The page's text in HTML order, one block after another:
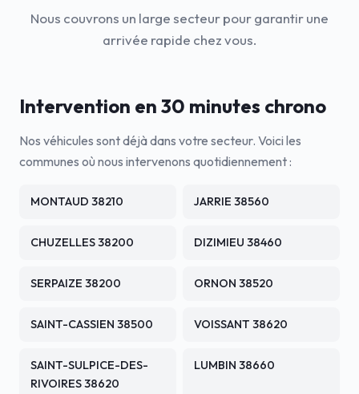
Nous couvrons un large secteur pour garantir une
arrivée rapide chez vous.
Intervention en 30 minutes chrono
Nos véhicules sont déjà dans votre secteur. Voici les
communes où nous intervenons quotidiennement :
MONTAUD 38210 JARRIE 38560
CHUZELLES 38200 DIZIMIEU 38460
SERPAIZE 38200 ORNON 38520
SAINT-CASSIEN 38500 VOISSANT 38620
SAINT-SULPICE-DES-
RIVOIRES 38620
LUMBIN 38660